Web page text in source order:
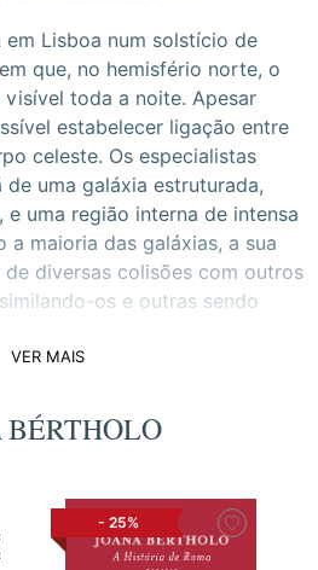
Lisboa num solstício de
que, no hemisfério norte, o
toda a noite. Apesar
estabelecer ligação entre
celeste. Os especialistas
uma galáxia estruturada,
uma região interna de intensa
a maioria das galáxias, a sua
diversas colisões com outros
os e outras sendo
ribatejano e de uma algarvia
em estudos culturais. Viajou
diariamente.
VER MAIS
BÉRTHOLO
- 25%